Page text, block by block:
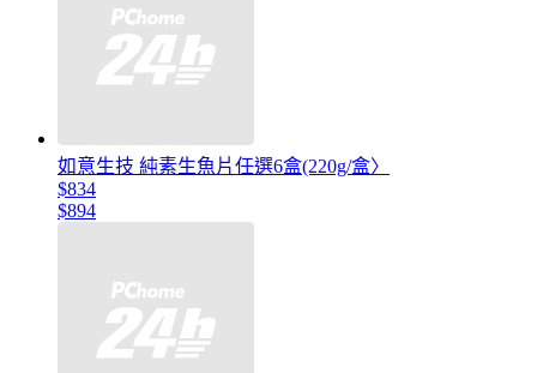
如意生技 純素生魚片任選6盒(220g/盒〉
$834
$894